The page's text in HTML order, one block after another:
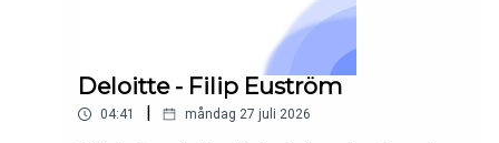
Deloitte - Filip Euström
04:41 | måndag 27 juli 2026